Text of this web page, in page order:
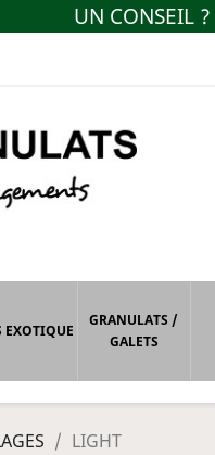
UN CONSEIL
EXOTIQUE
GRANULATS /
GALETS
LIGHT